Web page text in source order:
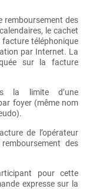
remboursement des
le cachet
téléphonique
par Internet. La
sur la facture
la limite d’une
foyer (même nom
de l’opérateur
des
pour cette
expresse sur la